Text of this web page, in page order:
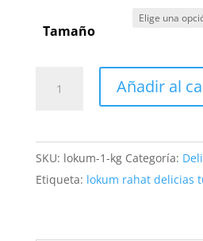
Tamaño
Turcas
Cereza
Veganas
Gourmet
Añadir al
SKU: lokum-1-kg Categoría:
Etiqueta: lokum rahat delicias